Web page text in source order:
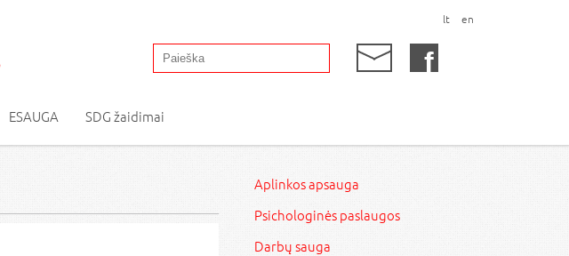
lt en
ESAUGA SDG žaidimai
Aplinkos apsauga
Psichologinės paslaugos
Darbų sauga